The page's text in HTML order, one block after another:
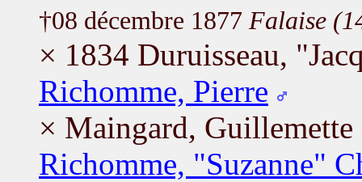
†08 décembre 1877 Falaise
× 1834 Duruisseau,
Richomme, Pierre
× Maingard, Guillemette
Richomme, "Suzanne"